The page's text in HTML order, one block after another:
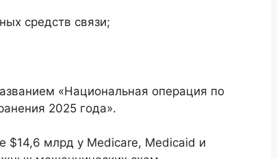
средств связи;
«Национальная операция по
2025 года».
$14,6 млрд у Medicare, Medicaid и